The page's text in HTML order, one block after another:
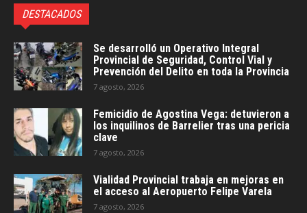
DESTACADOS
Se desarrolló un Operativo Integral
Provincial de Seguridad, Control Vial y
Prevención del Delito en toda la Provincia
7 agosto, 2026
Femicidio de Agostina Vega: detuvieron a
los inquilinos de Barrelier tras una pericia
clave
7 agosto, 2026
Vialidad Provincial trabaja en mejoras en
el acceso al Aeropuerto Felipe Varela
7 agosto, 2026